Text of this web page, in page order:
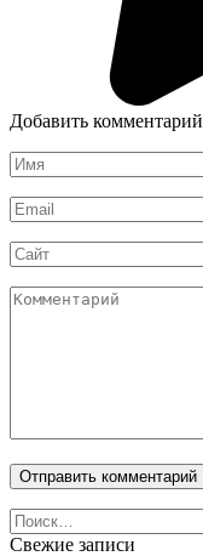
Добавить комментарий
Имя
*
Email
*
Сайт
Комментарий
Search
for:
Свежие записи